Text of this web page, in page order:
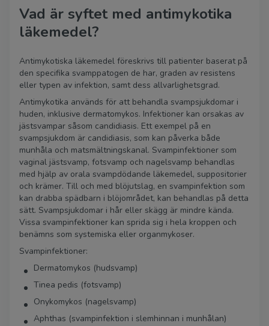
Vad är syftet med antimykotika
läkemedel?
Antimykotiska läkemedel föreskrivs till patienter baserat på
den specifika svamppatogen de har, graden av resistens
eller typen av infektion, samt dess allvarlighetsgrad.
Antimykotika används för att behandla svampsjukdomar i
huden, inklusive dermatomykos. Infektioner kan orsakas av
jästsvampar såsom candidiasis. Ett exempel på en
svampsjukdom är candidiasis, som kan påverka både
munhåla och matsmältningskanal. Svampinfektioner som
vaginal jästsvamp, fotsvamp och nagelsvamp behandlas
med hjälp av orala svampdödande läkemedel, suppositorier
och krämer. Till och med blöjutslag, en svampinfektion som
kan drabba spädbarn i blöjområdet, kan behandlas på detta
sätt. Svampsjukdomar i hår eller skägg är mindre kända.
Vissa svampinfektioner kan sprida sig i hela kroppen och
benämns som systemiska eller organmykoser.
Svampinfektioner:
Dermatomykos (hudsvamp)
Tinea pedis (fotsvamp)
Onykomykos (nagelsvamp)
Aphthas (svampinfektion i slemhinnan i munhålan)